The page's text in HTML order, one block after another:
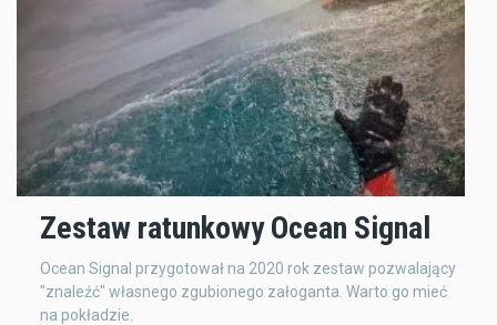
Zestaw ratunkowy Ocean Signal
Ocean Signal przygotował na 2020 rok zestaw pozwalający
"znaleźć" własnego zgubionego załoganta. Warto go mieć
na pokładzie.